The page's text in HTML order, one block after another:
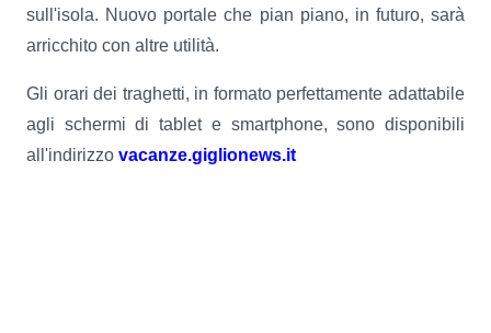
sull'isola. Nuovo portale che pian piano, in futuro, sarà
arricchito con altre utilità.
Gli orari dei traghetti, in formato perfettamente adattabile
agli schermi di tablet e smartphone, sono disponibili
all'indirizzo vacanze.giglionews.it